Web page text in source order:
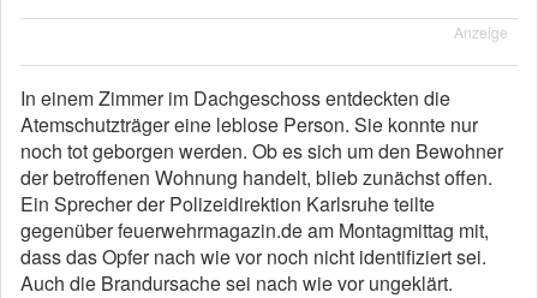
Anzeige
In einem Zimmer im Dachgeschoss entdeckten die
Atemschutzträger eine leblose Person. Sie konnte nur
noch tot geborgen werden. Ob es sich um den Bewohner
der betroffenen Wohnung handelt, blieb zunächst offen.
Ein Sprecher der Polizeidirektion Karlsruhe teilte
gegenüber feuerwehrmagazin.de am Montagmittag mit,
dass das Opfer nach wie vor noch nicht identifiziert sei.
Auch die Brandursache sei nach wie vor ungeklärt.